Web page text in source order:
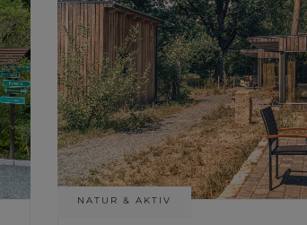
NATUR & AKTIV